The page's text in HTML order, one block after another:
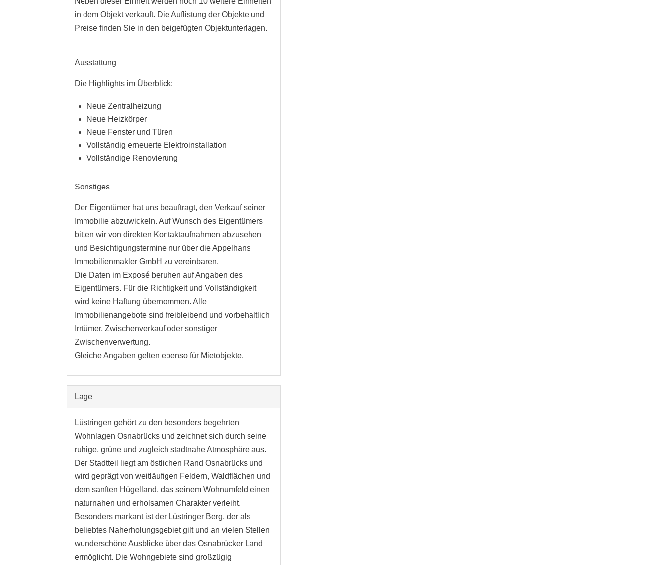
in dem Objekt verkauft. Die Auflistung der Objekte und
Preise finden Sie in den beigefügten Objektunterlagen.
Ausstattung
Die Highlights im Überblick:
Neue Zentralheizung
Neue Heizkörper
Neue Fenster und Türen
Vollständig erneuerte Elektroinstallation
Vollständige Renovierung
Sonstiges
Der Eigentümer hat uns beauftragt, den Verkauf seiner
Immobilie abzuwickeln. Auf Wunsch des Eigentümers
bitten wir von direkten Kontaktaufnahmen abzusehen
und Besichtigungstermine nur über die Appelhans
Immobilienmakler GmbH zu vereinbaren.
Die Daten im Exposé beruhen auf Angaben des
Eigentümers. Für die Richtigkeit und Vollständigkeit
wird keine Haftung übernommen. Alle
Immobilienangebote sind freibleibend und vorbehaltlich
Irrtümer, Zwischenverkauf oder sonstiger
Zwischenverwertung.
Gleiche Angaben gelten ebenso für Mietobjekte.
Lage
Lüstringen gehört zu den besonders begehrten
Wohnlagen Osnabrücks und zeichnet sich durch seine
ruhige, grüne und zugleich stadtnahe Atmosphäre aus.
Der Stadtteil liegt am östlichen Rand Osnabrücks und
wird geprägt von weitläufigen Feldern, Waldflächen und
dem sanften Hügelland, das seinem Wohnumfeld einen
naturnahen und erholsamen Charakter verleiht.
Besonders markant ist der Lüstringer Berg, der als
beliebtes Naherholungsgebiet gilt und an vielen Stellen
wunderschöne Ausblicke über das Osnabrücker Land
ermöglicht. Die Wohngebiete sind großzügig